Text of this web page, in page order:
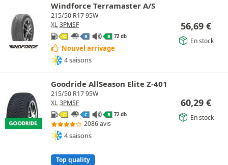
Windforce Terramaster A/S
215/50 R17 95W
XL 3PMSF
C B B 72 db
Nouvel arrivage
4 saisons
56,69 €
En stock
Goodride AllSeason Elite Z-401
215/50 R17 95W
XL 3PMSF
C C B 72 db
2086 avis
4 saisons
60,29 €
En stock
Top quality